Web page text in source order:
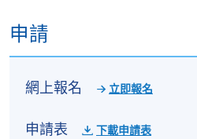
👥適合對象
校長與教師
申請
網上報名 立即報名
申請表 下載申請表